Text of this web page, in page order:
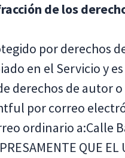
de los
por derechos
en el Servicio y
derechos de autor
por correo
ordinario a:Calle
QUE EL